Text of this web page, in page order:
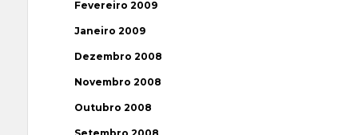
Fevereiro 2009
Janeiro 2009
Dezembro 2008
Novembro 2008
Outubro 2008